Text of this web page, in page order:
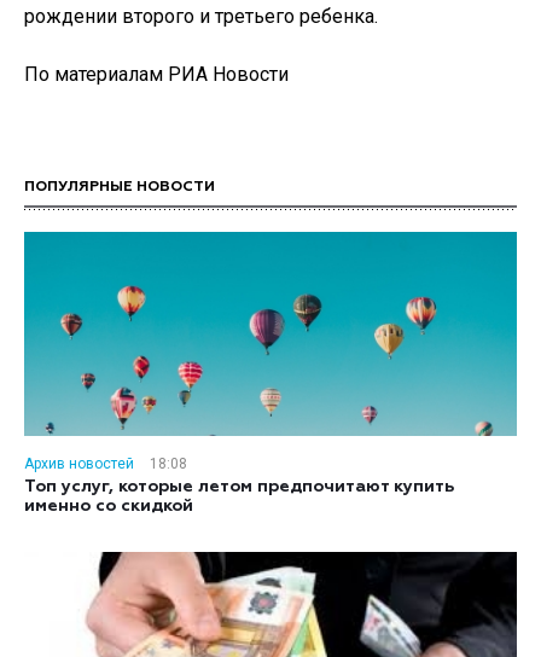
рождении второго и третьего ребенка.
По материалам РИА Новости
ПОПУЛЯРНЫЕ НОВОСТИ
Архив новостей
18:08
Топ услуг, которые летом предпочитают купить
именно со скидкой